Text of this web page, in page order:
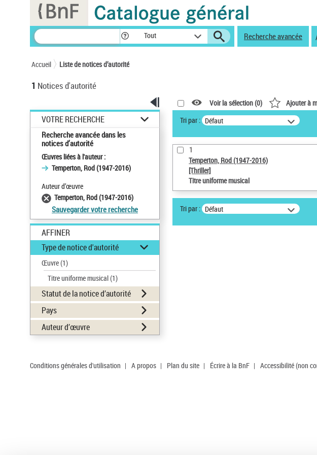
Tout Recherche avancée
Accueil Liste de notices d’autorité
1 Notices d'autorité
VOTRE RECHERCHE
Recherche avancée dans les
notices d’autorité
Œuvres liées à l'auteur :
Temperton, Rod (1947-2016)
Auteur d’œuvre
Temperton, Rod (1947-2016)
Sauvegarder votre recherche
AFFINER
Type de notice d'autorité
Œuvre(1)
Titre uniforme musical(1)
Statut de la notice d’autorité
Pays
Auteur d’œuvre
Voir la sélection (0) Ajouter à
Tri par : Défaut
1
Temperton, Rod (1947-2016)
[Thriller]
Titre uniforme musical
Tri par : Défaut
Conditions générales d'utilisation | A propos | Plan du site | Écrire à la BnF | Accessibilité (non
Panneau de gestion des cookies